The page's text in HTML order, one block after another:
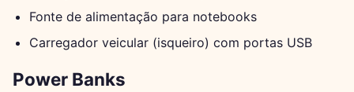
Fonte de alimentação para notebooks
Carregador veicular (isqueiro) com portas USB
Power Banks